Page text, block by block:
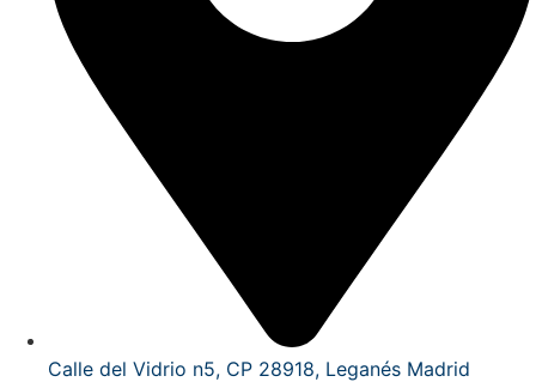
Calle del Vidrio n5, CP 28918, Leganés Madrid